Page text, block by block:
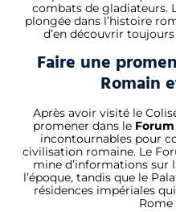
combats de gladiateurs.
plongée dans l’histoire
d’en découvrir
Faire une
Romain
Après avoir visité le
promener dans le
incontournables pour
civilisation romaine. Le
mine d’informations sur
l’époque, tandis que le
résidences impériales